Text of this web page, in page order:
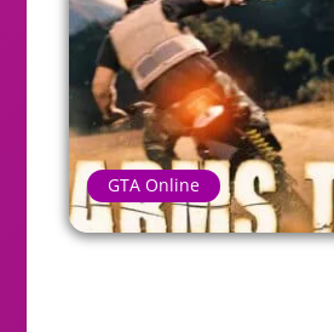
GTA Online